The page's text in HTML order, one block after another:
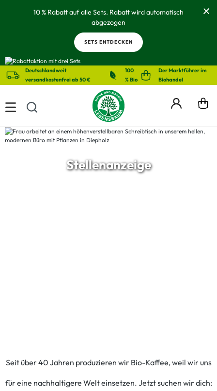
springen10 % Rabatt auf alle Sets. Rabatt wird automatisch
abgezogen
SETS ENTDECKEN
Deutschlandweit
versandkostenfrei ab 50 €
100
% Bio
Der Marktführer im
Biohandel
Stellenanzeige
Seit über 40 Jahren produzieren wir Bio-Kaffee, weil wir uns
für eine nachhaltigere Welt einsetzen. Jetzt suchen wir dich: